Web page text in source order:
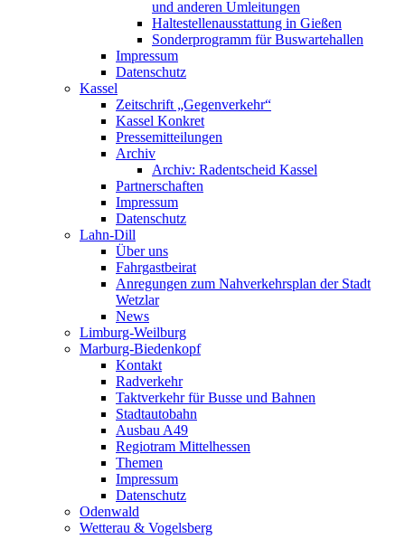
und anderen Umleitungen
Haltestellenausstattung in Gießen
Sonderprogramm für Buswartehallen
Impressum
Datenschutz
Kassel
Zeitschrift „Gegenverkehr“
Kassel Konkret
Pressemitteilungen
Archiv
Archiv: Radentscheid Kassel
Partnerschaften
Impressum
Datenschutz
Lahn-Dill
Über uns
Fahrgastbeirat
Anregungen zum Nahverkehrsplan der Stadt
Wetzlar
News
Limburg-Weilburg
Marburg-Biedenkopf
Kontakt
Radverkehr
Taktverkehr für Busse und Bahnen
Stadtautobahn
Ausbau A49
Regiotram Mittelhessen
Themen
Impressum
Datenschutz
Odenwald
Wetterau & Vogelsberg